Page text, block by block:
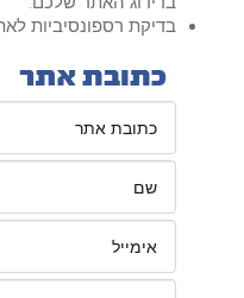
בדיקת רספונסיביות